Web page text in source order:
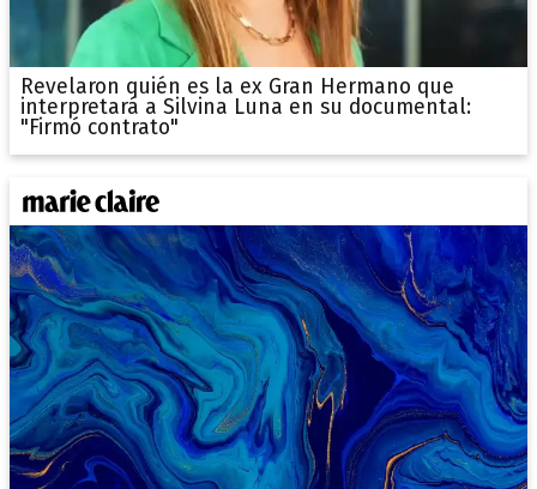
Revelaron quién es la ex Gran Hermano que
interpretará a Silvina Luna en su documental:
"Firmó contrato"